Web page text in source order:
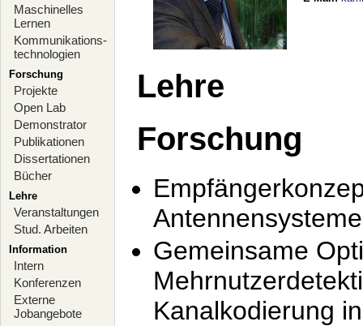
Maschinelles
Lernen
Kommunikations-
technologien
Forschung
Projekte
Open Lab
Demonstrator
Publikationen
Dissertationen
Bücher
Lehre
Veranstaltungen
Stud. Arbeiten
Information
Intern
Konferenzen
Externe
Jobangebote
Lehre
Forschung
Antennensysteme
Gemeinsame
Kanalkodierung